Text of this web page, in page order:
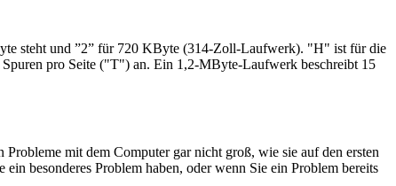
steht und ”2” für 720 KByte (314-Zoll-Laufwerk). "H" ist für die
pro Seite ("T") an. Ein 1,2-MByte-Laufwerk beschreibt 15
mit dem Computer gar nicht groß, wie sie auf den ersten
besonderes Problem haben, oder wenn Sie ein Problem bereits